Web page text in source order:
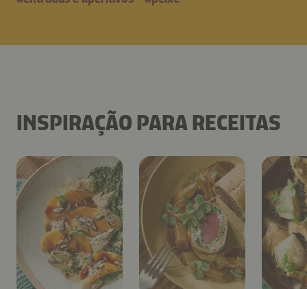
INSPIRAÇÃO PARA RECEITAS